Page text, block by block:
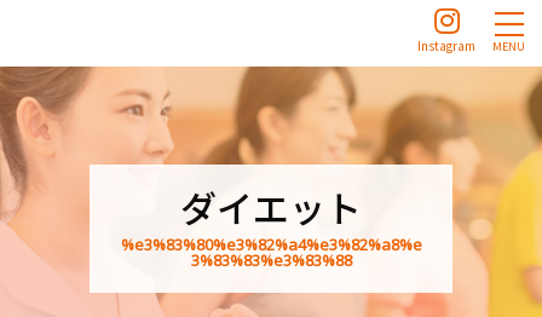
MENU
Instagram
ダイエット
%e3%83%80%e3%82%a4%e3%82%a8%e
3%83%83%e3%83%88